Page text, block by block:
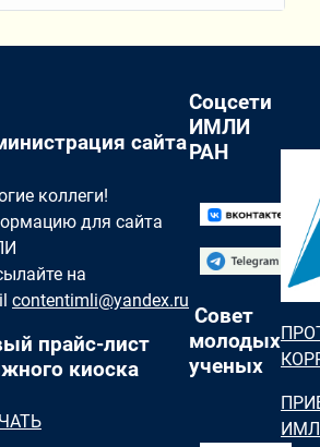
сайта
коллеги!
для сайта
на
contentimli@yandex.ru
прайс-лист
киоска
Соцсети
ИМЛИ
РАН
Совет
молодых
ученых